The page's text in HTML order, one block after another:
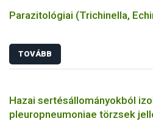
Parazitológiai (Trichinella,
TOVÁBB
Hazai sertésállományokból
pleuropneumoniae törzsek